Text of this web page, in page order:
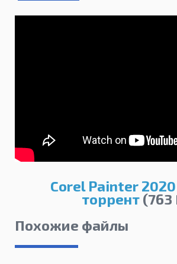
Corel Painter 2020
торрент(763
Похожие файлы